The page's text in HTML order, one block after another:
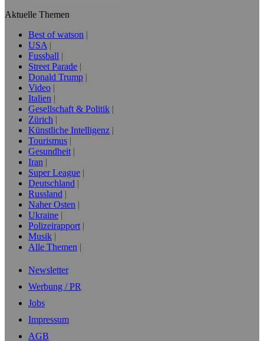
Aktuelle Themen
Best of watson
USA
Fussball
Street Parade
Donald Trump
Video
Italien
Gesellschaft & Politik
Zürich
Künstliche Intelligenz
Tourismus
Gesundheit
Iran
Super League
Deutschland
Russland
Naher Osten
Ukraine
Polizeirapport
Musik
Alle Themen
Newsletter
Werbung / PR
Jobs
Impressum
AGB